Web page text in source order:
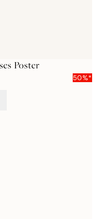
Poster
50%*